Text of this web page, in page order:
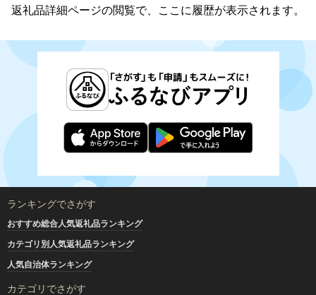
返礼品詳細ページの閲覧で、ここに履歴が表示されます。
ランキングでさがす
おすすめ総合人気返礼品ランキング
カテゴリ別人気返礼品ランキング
人気自治体ランキング
カテゴリでさがす